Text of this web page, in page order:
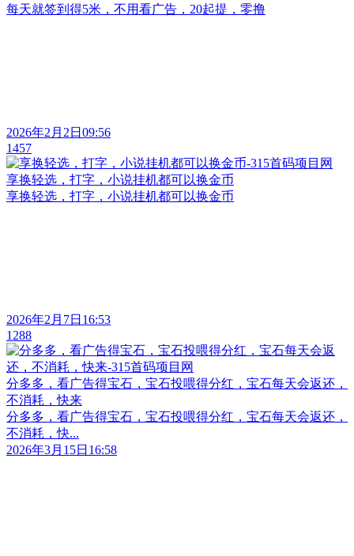
每天就签到得5米，不用看广告，20起提，零撸
2026年2月2日09:56
1457
享换轻选，打字，小说挂机都可以换金币
享换轻选，打字，小说挂机都可以换金币
2026年2月7日16:53
1288
分多多，看广告得宝石，宝石投喂得分红，宝石每天会返还，
不消耗，快来
分多多，看广告得宝石，宝石投喂得分红，宝石每天会返还，
不消耗，快...
2026年3月15日16:58